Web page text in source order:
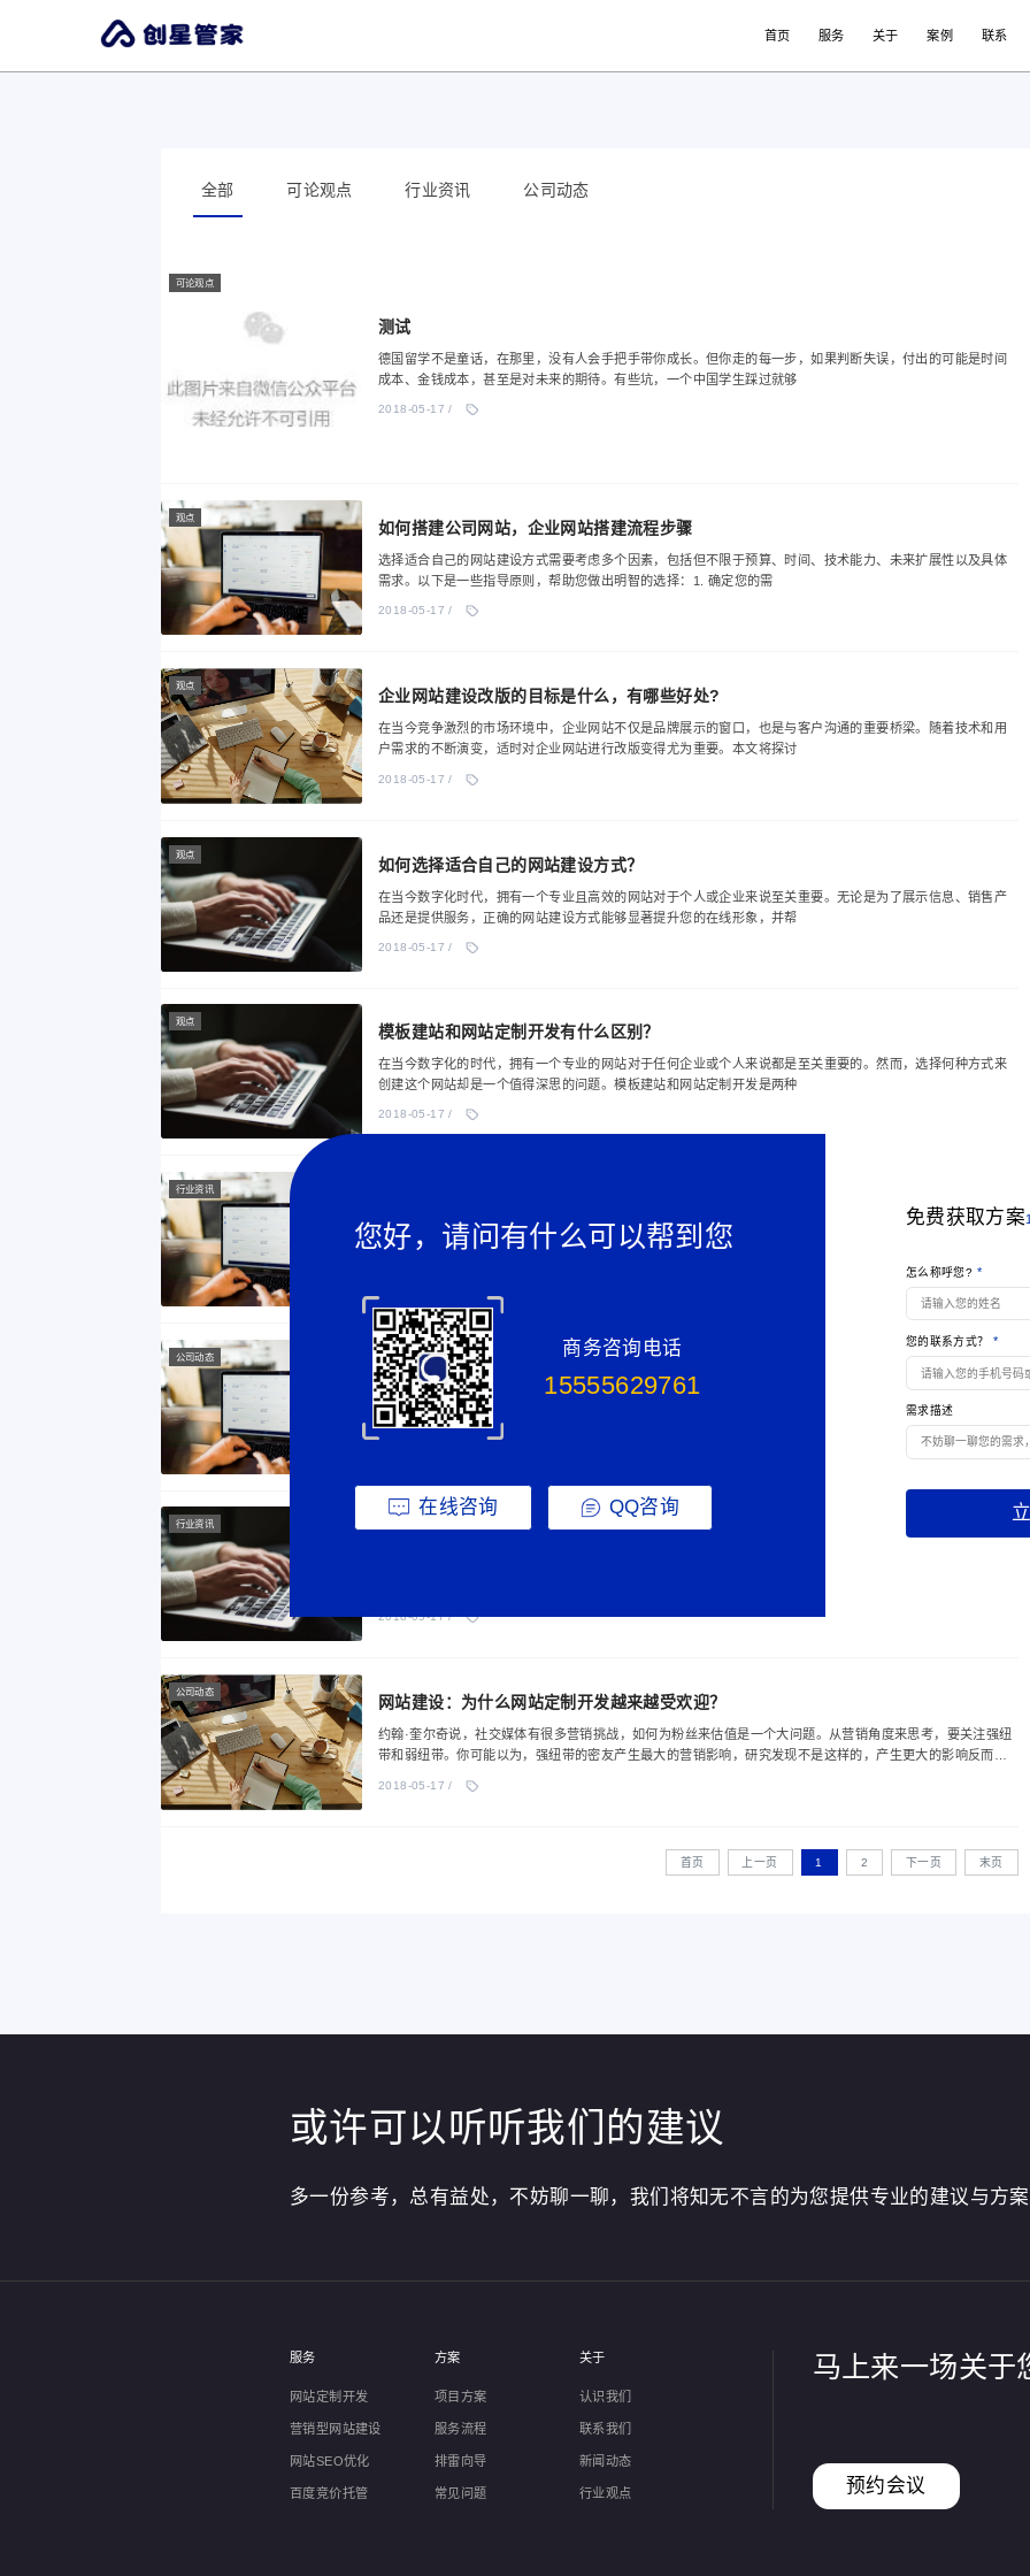
首页 服务 关于 案例 联系
全部 可论观点 行业资讯 公司动态
可论观点
测试
德国留学不是童话，在那里，没有人会手把手带你成长。但你走的每一步，如果判断失误，付出的可能是时间
成本、金钱成本，甚至是对未来的期待。有些坑，一个中国学生踩过就够
2018-05-17 /
观点
如何搭建公司网站，企业网站搭建流程步骤
选择适合自己的网站建设方式需要考虑多个因素，包括但不限于预算、时间、技术能力、未来扩展性以及具体
需求。以下是一些指导原则，帮助您做出明智的选择：1. 确定您的需
2018-05-17 /
观点
企业网站建设改版的目标是什么，有哪些好处?
在当今竞争激烈的市场环境中，企业网站不仅是品牌展示的窗口，也是与客户沟通的重要桥梁。随着技术和用
户需求的不断演变，适时对企业网站进行改版变得尤为重要。本文将探讨
2018-05-17 /
观点
如何选择适合自己的网站建设方式？
在当今数字化时代，拥有一个专业且高效的网站对于个人或企业来说至关重要。无论是为了展示信息、销售产
品还是提供服务，正确的网站建设方式能够显著提升您的在线形象，并帮
2018-05-17 /
观点
模板建站和网站定制开发有什么区别？
在当今数字化的时代，拥有一个专业的网站对于任何企业或个人来说都是至关重要的。然而，选择何种方式来
创建这个网站却是一个值得深思的问题。模板建站和网站定制开发是两种
2018-05-17 /
行业资讯
网站建设的周期因多种因素而异，从几周到几个月不等。确切的时间取决于多个变量，包括网站的复杂性、功
能需求、设计要求以及项目的管理和沟通效率。以下是一些影响网站建设
公司动态
企业网站建设改版的目标是什么，有哪些好处?
各种行销手段早已令人眼花缭乱，但究其本质都是在研究客户（消费者），研究客户的所想、所需，使产品或
服务有的放矢。大数据时代又给它赋予了新名词：精准营销。大数据最先应用的领域多为面对客户的行业，最
先应用的情景也多为精准营销。“酒好也怕巷子深”，产品或服务
行业资讯
网站建设制作过程中需要注意这6点
2018-05-17 /
公司动态
网站建设：为什么网站定制开发越来越受欢迎？
约翰·奎尔奇说，社交媒体有很多营销挑战，如何为粉丝来估值是一个大问题。从营销角度来思考，要关注强纽
带和弱纽带。你可能以为，强纽带的密友产生最大的营销影响，研究发现不是这样的，产生更大的影响反而是
2018-05-17 /
首页 上一页 1 2 下一页 末页
或许可以听听我们的建议
多一份参考，总有益处，不妨聊一聊，我们将知无不言的为您提供专业的建议与方案
服务
网站定制开发
营销型网站建设
网站SEO优化
百度竞价托管
方案
项目方案
服务流程
排雷向导
常见问题
关于
认识我们
联系我们
新闻动态
行业观点
马上来一场关于
预约会议
您好，请问有什么可以帮到您
商务咨询电话
15555629761
在线咨询 QQ咨询
免费获取方案
怎么称呼您? *
您的联系方式？ *
需求描述